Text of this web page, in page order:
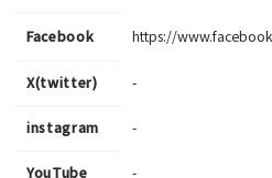
Facebook https://
X(twitter) -
instagram -
YouTube -